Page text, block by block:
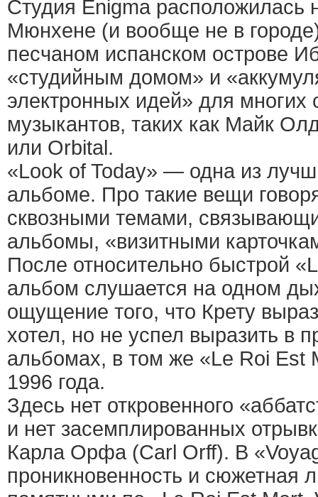
Студия Enigma расположилась
Мюнхене (и вообще не в
песчаном испанском острове
«студийным домом» и
электронных идей» для многих
музыкантов, таких как Майк
или Orbital.
«Look of Today» — одна из
альбоме. Про такие вещи
сквозными темами,
альбомы, «визитными
После относительно быстрой
альбом слушается на одном
ощущение того, что Крету
хотел, но не успел выразить в
альбомах, в том же «Le Roi Est
1996 года.
Здесь нет откровенного
и нет засемплированных
Карла Орфа (Carl Orff). В
проникновенность и сюжетная